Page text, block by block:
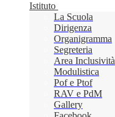
Istituto
La Scuola
Dirigenza
Organigramma
Segreteria
Area Inclusività
Modulistica
Pof e Ptof
RAV e PdM
Gallery